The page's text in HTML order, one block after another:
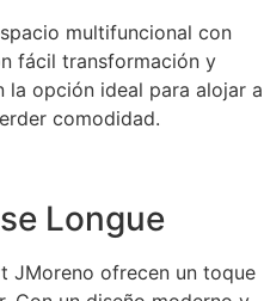
multifuncional con
fácil transformación y
la opción ideal para alojar a
comodidad.
Longue
JMoreno ofrecen un toque